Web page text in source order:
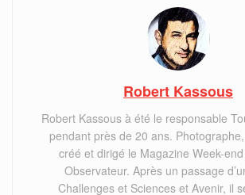
Robert Kassous
Robert Kassous à été le responsable
pendant près de 20 ans.
créé et dirigé le Magazine Week-
Observateur. Après un passage
Challenges et Sciences et Avenir, il